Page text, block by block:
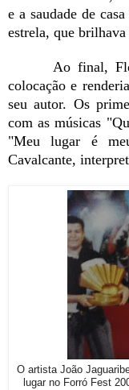
e a saudade de
estrela, que
Ao final, Flor
colocação e
seu autor. Os
com as músicas
"Meu lugar é
Cavalcante,
O artista João
lugar no Forró Fest